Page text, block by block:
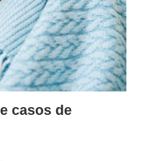
casos de